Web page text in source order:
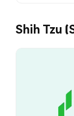
Shih Tzu